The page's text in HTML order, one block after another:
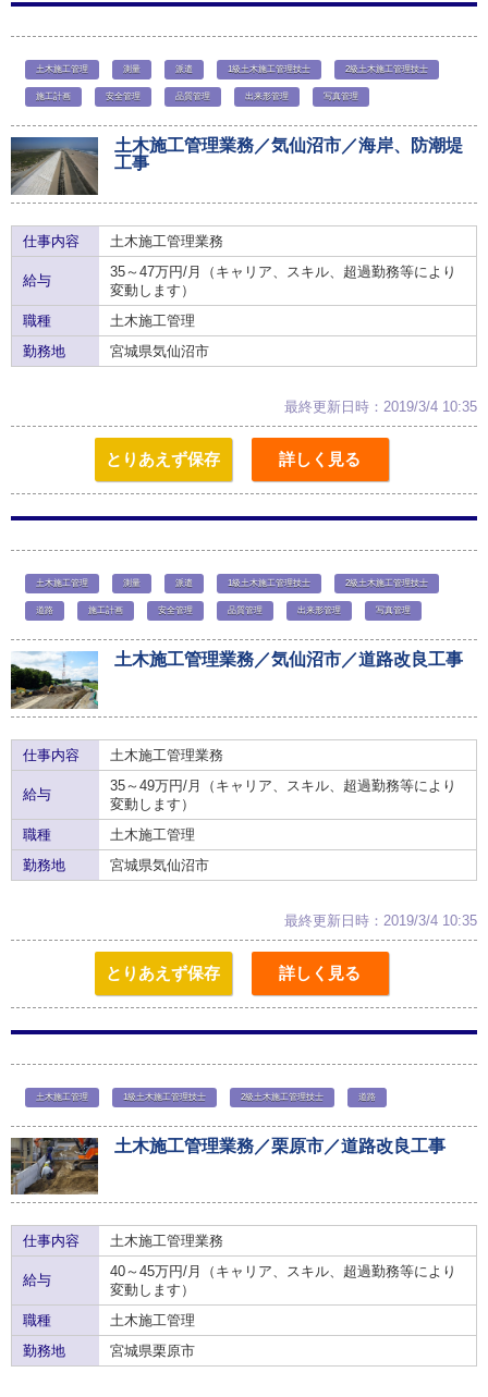
土木施工管理 測量 派遣 1級土木施工管理技士 2級土木施工管理技士
施工計画 安全管理 品質管理 出来形管理 写真管理
土木施工管理業務／気仙沼市／海岸、防潮堤
工事
仕事内容 土木施工管理業務
給与
35～47万円/月（キャリア、スキル、超過勤務等により
変動します）
職種
土木施工管理
勤務地
宮城県気仙沼市
最終更新日時：2019/3/4 10:35
とりあえず保存 詳しく見る
土木施工管理 測量 派遣 1級土木施工管理技士 2級土木施工管理技士
道路 施工計画 安全管理 品質管理 出来形管理 写真管理
土木施工管理業務／気仙沼市／道路改良工事
仕事内容 土木施工管理業務
給与
35～49万円/月（キャリア、スキル、超過勤務等により
変動します）
職種
土木施工管理
勤務地
宮城県気仙沼市
最終更新日時：2019/3/4 10:35
とりあえず保存 詳しく見る
土木施工管理 1級土木施工管理技士 2級土木施工管理技士 道路
土木施工管理業務／栗原市／道路改良工事
仕事内容 土木施工管理業務
給与
40～45万円/月（キャリア、スキル、超過勤務等により
変動します）
職種
土木施工管理
勤務地
宮城県栗原市